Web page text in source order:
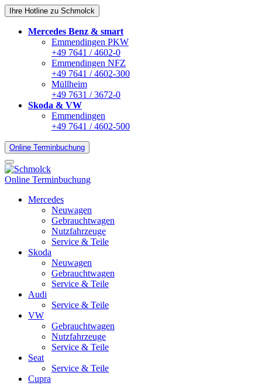
Ihre Hotline zu Schmolck
Mercedes Benz & smart
Emmendingen PKW
+49 7641 / 4602-0
Emmendingen NFZ
+49 7641 / 4602-300
Müllheim
+49 7631 / 3672-0
Skoda & VW
Emmendingen
+49 7641 / 4602-500
Online Terminbuchung
Online Terminbuchung
Mercedes
Neuwagen
Gebrauchtwagen
Nutzfahrzeuge
Service & Teile
Skoda
Neuwagen
Gebrauchtwagen
Service & Teile
Audi
Service & Teile
VW
Gebrauchtwagen
Nutzfahrzeuge
Service & Teile
Seat
Service & Teile
Cupra